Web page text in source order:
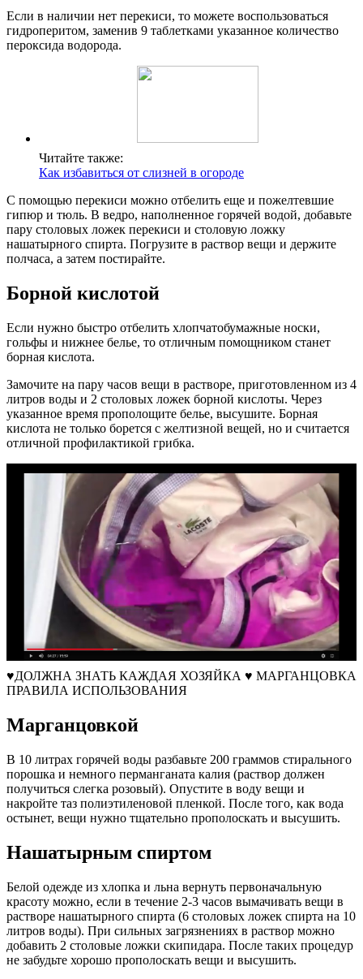
Если в наличии нет перекиси, то можете воспользоваться
гидроперитом, заменив 9 таблетками указанное количество
пероксида водорода.
Читайте также:
Как избавиться от слизней в огороде
С помощью перекиси можно отбелить еще и пожелтевшие
гипюр и тюль. В ведро, наполненное горячей водой, добавьте
пару столовых ложек перекиси и столовую ложку
нашатырного спирта. Погрузите в раствор вещи и держите
полчаса, а затем постирайте.
Борной кислотой
Если нужно быстро отбелить хлопчатобумажные носки,
гольфы и нижнее белье, то отличным помощником станет
борная кислота.
Замочите на пару часов вещи в растворе, приготовленном из 4
литров воды и 2 столовых ложек борной кислоты. Через
указанное время прополощите белье, высушите. Борная
кислота не только борется с желтизной вещей, но и считается
отличной профилактикой грибка.
♥️ДОЛЖНА ЗНАТЬ КАЖДАЯ ХОЗЯЙКА ♥️ МАРГАНЦОВКА
ПРАВИЛА ИСПОЛЬЗОВАНИЯ
Марганцовкой
В 10 литрах горячей воды разбавьте 200 граммов стирального
порошка и немного перманганата калия (раствор должен
получиться слегка розовый). Опустите в воду вещи и
накройте таз полиэтиленовой пленкой. После того, как вода
остынет, вещи нужно тщательно прополоскать и высушить.
Нашатырным спиртом
Белой одежде из хлопка и льна вернуть первоначальную
красоту можно, если в течение 2-3 часов вымачивать вещи в
растворе нашатырного спирта (6 столовых ложек спирта на 10
литров воды). При сильных загрязнениях в раствор можно
добавить 2 столовые ложки скипидара. После таких процедур
не забудьте хорошо прополоскать вещи и высушить.